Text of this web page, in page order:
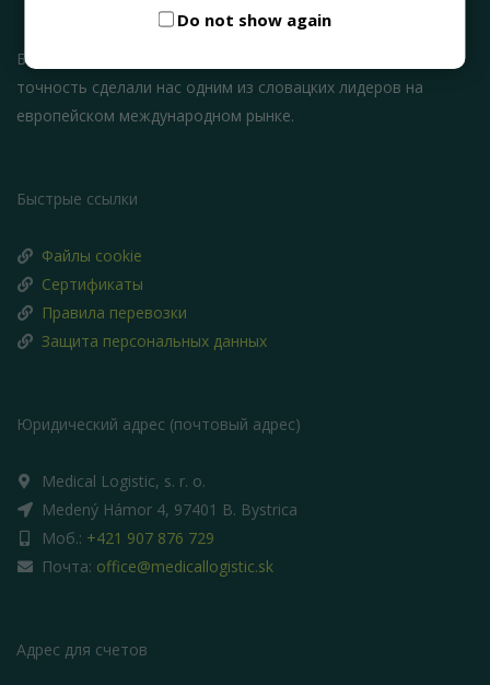
Богатый опыт, интеллектуальная логистика, качество и
точность сделали нас одним из словацких лидеров на
европейском международном рынке.
Быстрые ссылки
Файлы cookie
Сертификаты
Правила перевозки
Защита персональных данных
Юридический адрес (почтовый адрес)
Medical Logistic, s. r. o.
Medený Hámor 4, 97401 B. Bystrica
Моб.: +421 907 876 729
Почта: office@medicallogistic.sk
Адрес для счетов
Do not show again